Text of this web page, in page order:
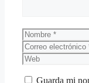
Nombre
Correo
electrónico
Web
Guarda mi